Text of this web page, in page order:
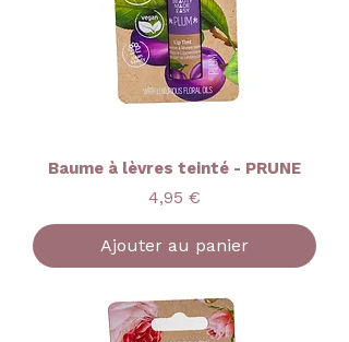
Baume à lèvres teinté - PRUNE
Prix
4,95 €
Ajouter au panier